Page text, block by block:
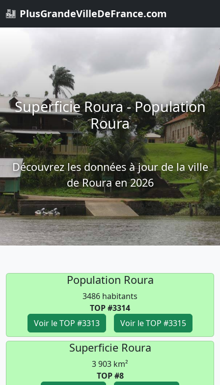
PlusGrandeVilleDeFrance.com
Superficie Roura - Population
Roura
Découvrez les données à jour de la ville
de Roura en 2026
Population Roura
3486 habitants
TOP #3314
Voir le TOP #3313
Voir le TOP #3315
Superficie Roura
3 903 km²
TOP #8